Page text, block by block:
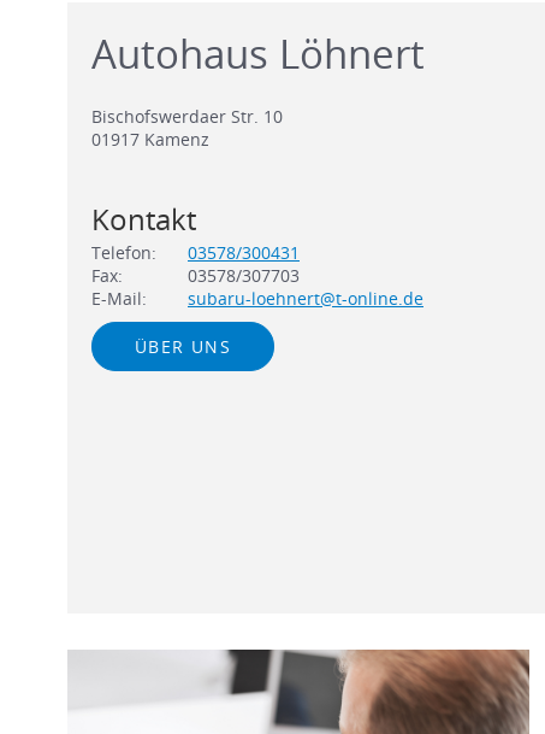
Autohaus Löhnert
Bischofswerdaer Str. 10
01917 Kamenz
Kontakt
Telefon:
03578/300431
Fax:
03578/307703
E-Mail:
subaru-loehnert@t-online.de
ÜBER UNS